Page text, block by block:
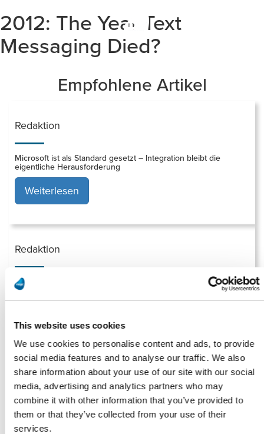
This website uses cookies
We use cookies to personalise content and ads, to provide
social media features and to analyse our traffic. We also
share information about your use of our site with our social
media, advertising and analytics partners who may
combine it with other information that you’ve provided to
them or that they’ve collected from your use of their
services.
2012: The Year Text
Messaging Died?
Empfohlene Artikel
Redaktion
Microsoft ist als Standard gesetzt – Integration bleibt die
eigentliche Herausforderung
Weiterlesen
Redaktion
Cloud-Integration, KI und Automatisierung Magic Software stellt
smarte Cloud-Lösung für Mittelstand vor
Redaktion
Magic Software stellt neue Plattform MagicTouch vor –
Grundlage für KI durch Datenmanagement, Automatisierung
und Cloud-Integration